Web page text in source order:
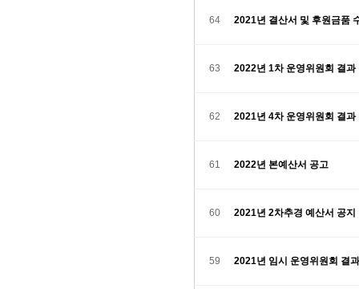
64 2021년 결산서 및 후원금품
63 2022년 1차 운영위원회 결
62 2021년 4차 운영위원회 결
61 2022년 본예산서 공고
60 2021년 2차추경 예산서 공지
59 2021년 임시 운영위원회 결